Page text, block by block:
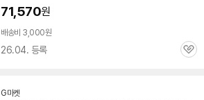
71,570원
배송비 3,000원
26.04. 등록
관
G마켓